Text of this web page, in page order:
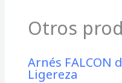
Otros
Arnés FALCON
Ligereza